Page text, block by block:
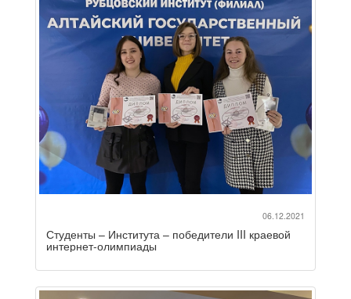
06.12.2021
Студенты – Института – победители III краевой
интернет-олимпиады